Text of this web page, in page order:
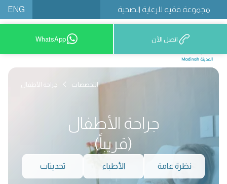
مجموعة فقيه للرعاية الصحية ENG
12777 9200 اتصل الآن WhatsApp
نظرة عامة الأطباء تحديثات
جراحة الأطفال
(قريباً)
التخصصات جراحة الأطفال